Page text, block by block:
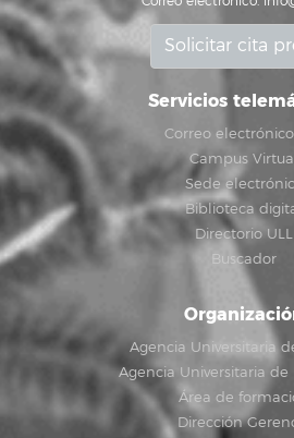
Solicitar cita
Servicios
Correo
Campus Virtual
Sede
Biblioteca
Directorio ULL
Buscador
Agencia Universitaria
Agencia Universitaria de
Área de
Dirección